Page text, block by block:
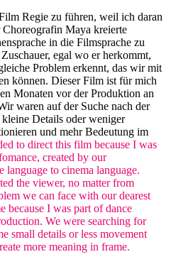
Regie zu führen, weil ich daran
Choreografin Maya kreierte
in die Filmsprache zu
egal wo er herkommt,
Problem erkennt, das wir mit
können. Dieser Film ist für mich
Monaten vor der Produktion an
waren auf der Suche nach der
Details oder weniger
und mehr Bedeutung im
to direct this film because I was
created by our
language to cinema language.
the viewer, no matter from
we can face with our dearest
because I was part of dance
We were searching for
small details or less movement
more meaning in frame.